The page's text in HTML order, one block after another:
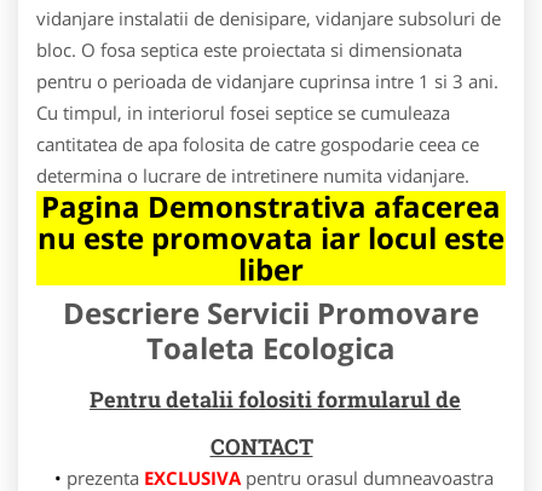
vidanjare instalatii de denisipare, vidanjare subsoluri de
bloc. O fosa septica este proiectata si dimensionata
pentru o perioada de vidanjare cuprinsa intre 1 si 3 ani.
Cu timpul, in interiorul fosei septice se cumuleaza
cantitatea de apa folosita de catre gospodarie ceea ce
determina o lucrare de intretinere numita vidanjare.
Pagina Demonstrativa afacerea
nu este promovata iar locul este
liber
Descriere Servicii Promovare
Toaleta Ecologica
Pentru detalii folositi formularul de
CONTACT
prezenta EXCLUSIVApentru orasul dumneavoastra